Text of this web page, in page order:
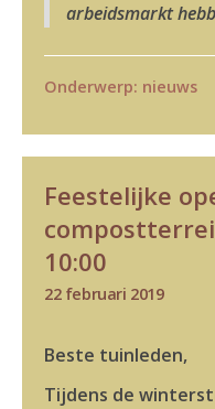
arbeidsmarkt
Onderwerp: nieuws
Feestelijke
10:00
22 februari 2019
Beste tuinleden,
Tijdens de